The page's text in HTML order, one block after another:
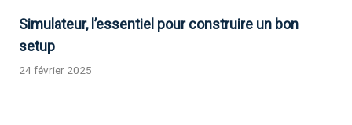
Simulateur, l’essentiel pour construire un bon
setup
24 février 2025